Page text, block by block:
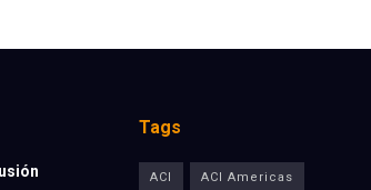
Tags
ACI ACI Americas